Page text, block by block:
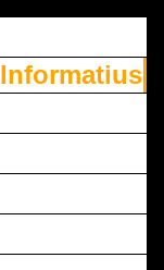
Informatius